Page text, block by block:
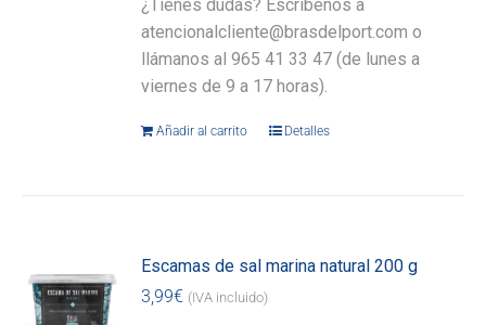
¿Tienes dudas? Escríbenos a
atencionalcliente@brasdelport.com o
llámanos al 965 41 33 47 (de lunes a
viernes de 9 a 17 horas).
Añadir al carrito Detalles
Escamas de sal marina natural 200 g
3,99€ (IVA incluido)